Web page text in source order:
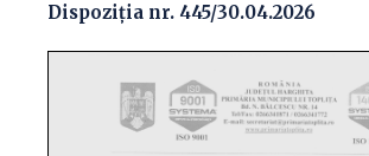
Dispoziția nr. 445/30.04.2026